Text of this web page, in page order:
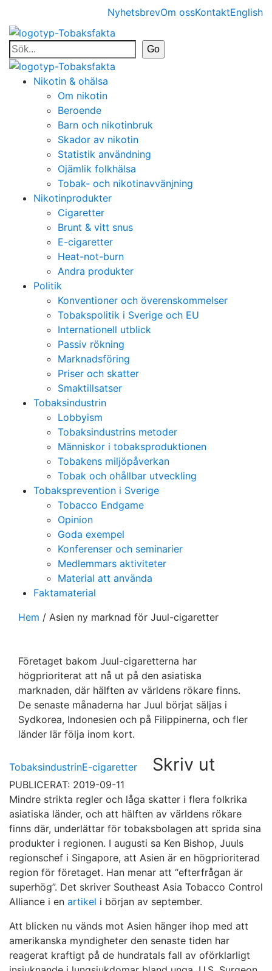
NyhetsbrevOm ossKontaktEnglish
Nikotin & ohälsa
Om nikotin
Beroende
Barn och nikotinbruk
Skador av nikotin
Statistik användning
Ojämlik folkhälsa
Tobak- och nikotinavvänjning
Nikotinprodukter
Cigaretter
Brunt & vitt snus
E-cigaretter
Heat-not-burn
Andra produkter
Politik
Konventioner och överenskommelser
Tobakspolitik i Sverige och EU
Internationell utblick
Passiv rökning
Marknadsföring
Priser och skatter
Smaktillsatser
Tobaksindustrin
Lobbyism
Tobaksindustrins metoder
Människor i tobaksproduktionen
Tobakens miljöpåverkan
Tobak och ohållbar utveckling
Tobaksprevention i Sverige
Tobacco Endgame
Opinion
Goda exempel
Konferenser och seminarier
Medlemmars aktiviteter
Material att använda
Faktamaterial
Hem / Asien ny marknad för Juul-cigaretter
Företaget bakom Juul-cigaretterna har
högprioriterat att nå ut på den asiatiska
marknaden, där hälften av världens rökare finns.
De senaste månaderna har Juul börjat säljas i
Sydkorea, Indonesien och på Filippinerna, och fler
länder lär följa inom kort.
TobaksindustrinE-cigaretter Skriv ut
PUBLICERAT: 2019-09-11
Mindre strikta regler och låga skatter i flera folkrika
asiatiska länder, och att hälften av världens rökare
finns där, underlättar för tobaksbolagen att sprida sina
produkter i regionen. I augusti sa Ken Bishop, Juuls
regionschef i Singapore, att Asien är en högprioriterad
region för företaget. Han menar att “efterfrågan är
superhög”. Det skriver Southeast Asia Tobacco Control
Alliance i en artikel i början av september.
Att blicken nu vänds mot Asien hänger ihop med att
amerikanska myndigheter den senaste tiden har
reagerat kraftigt på de hundratals fall av oförklarligt